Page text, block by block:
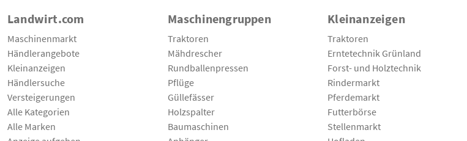
Landwirt.com
Maschinenmarkt
Händlerangebote
Kleinanzeigen
Händlersuche
Versteigerungen
Alle Kategorien
Alle Marken
Maschinengruppen
Traktoren
Mähdrescher
Rundballenpressen
Pflüge
Güllefässer
Holzspalter
Baumaschinen
Kleinanzeigen
Traktoren
Erntetechnik Grünland
Forst- und Holztechnik
Rindermarkt
Pferdemarkt
Futterbörse
Stellenmarkt